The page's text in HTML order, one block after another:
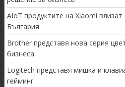
AIoT продуктите на Xiaomi
България
Brother представя нова серия
бизнеса
Logitech представя мишка и
гейминг